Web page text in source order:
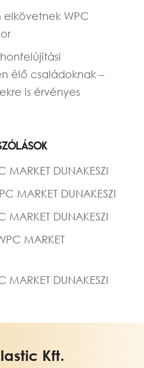
elkövetnek WPC
élő családoknak –
is érvényes
MARKET DUNAKESZI
MARKET DUNAKESZI
MARKET DUNAKESZI
MARKET
MARKET DUNAKESZI
Kft.